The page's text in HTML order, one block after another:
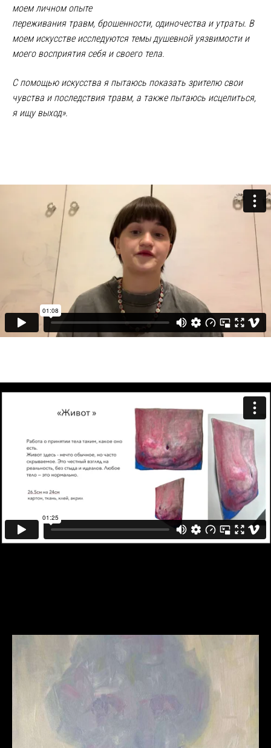
моем личном опыте
переживания травм, брошенности, одиночества и утраты. В
моем искусстве исследуются темы душевной уязвимости и
моего восприятия себя и своего тела.
С помощью искусства я пытаюсь показать зрителю свои
чувства и последствия травм, а также пытаюсь исцелиться,
я ищу выход».